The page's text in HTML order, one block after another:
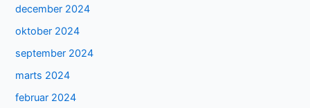
december 2024
oktober 2024
september 2024
marts 2024
februar 2024